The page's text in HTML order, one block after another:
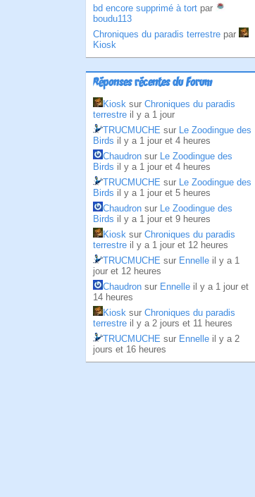
bd encore supprimé à tort par
boudu113
Chroniques du paradis terrestre par
Kiosk
Réponses récentes du Forum
Kiosk sur Chroniques du paradis
terrestre il y a 1 jour
TRUCMUCHE sur Le Zoodingue des
Birds il y a 1 jour et 4 heures
Chaudron sur Le Zoodingue des
Birds il y a 1 jour et 4 heures
TRUCMUCHE sur Le Zoodingue des
Birds il y a 1 jour et 5 heures
Chaudron sur Le Zoodingue des
Birds il y a 1 jour et 9 heures
Kiosk sur Chroniques du paradis
terrestre il y a 1 jour et 12 heures
TRUCMUCHE sur Ennelle il y a 1
jour et 12 heures
Chaudron sur Ennelle il y a 1 jour et
14 heures
Kiosk sur Chroniques du paradis
terrestre il y a 2 jours et 11 heures
TRUCMUCHE sur Ennelle il y a 2
jours et 16 heures